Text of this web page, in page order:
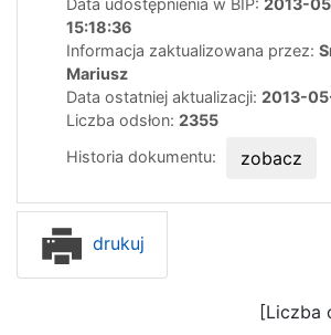
15:18:36
Informacja zaktualizowana przez:
Mariusz
Data ostatniej aktualizacji: 2013-
Liczba odsłon: 2355
Historia dokumentu:
zobacz
drukuj
[Liczba